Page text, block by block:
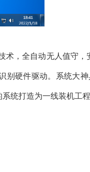
术，全自动无人值守
别硬件驱动。系统大
统打造为一线装机工